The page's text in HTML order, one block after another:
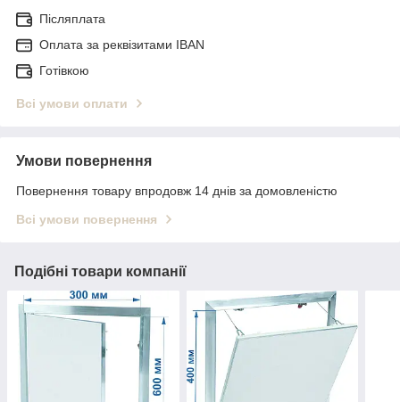
Післяплата
Оплата за реквізитами IBAN
Готівкою
Всі умови оплати
Умови повернення
Повернення товару впродовж 14 днів за домовленістю
Всі умови повернення
Подібні товари компанії